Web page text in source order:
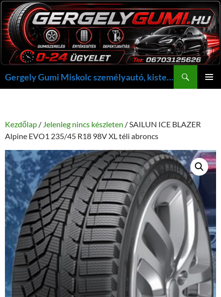
Kilépés
a
tartalomba
Gergely Gumi Miskolc személyautó, kisteherautó gumi szerelés javítás +36703125626 NON-STOP ügyelet, gergelygumi@gergelygumi.hu
Kezdőlap / Jelenleg nincs készleten / SAILUN ICE BLAZER
Alpine EVO1 235/45 R18 98V XL téli abroncs